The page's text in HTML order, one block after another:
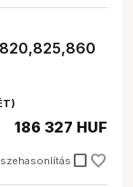
check_box_outline_blank
186 327 HUF